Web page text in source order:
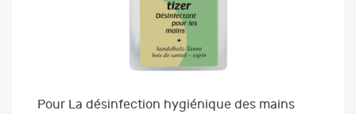
Pour La désinfection hygiénique des mains